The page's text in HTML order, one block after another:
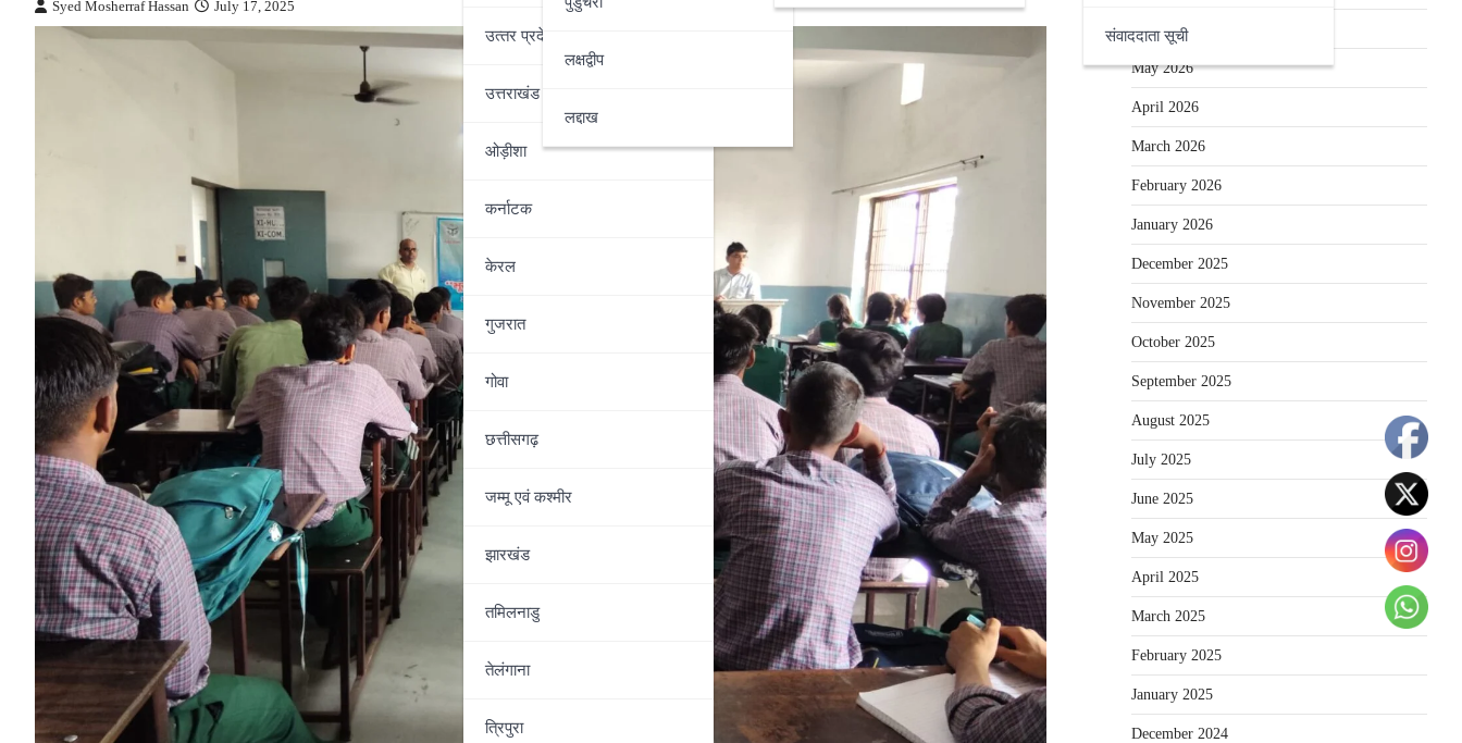
उत्‍तर प्रदेश
उत्तराखंड
ओड़ीशा
कर्नाटक
केरल
गुजरात
गोवा
छत्तीसगढ़
जम्‍मू एवं कश्‍मीर
झारखंड
तमिलनाडु
तेलंगाना
त्रिपुरा
लक्षद्वीप
लद्दाख
संवाददाता सूची
Syed Mosherraf Hassan July 17, 2025
June 2026
May 2026
April 2026
March 2026
February 2026
January 2026
December 2025
November 2025
October 2025
September 2025
August 2025
July 2025
June 2025
May 2025
April 2025
March 2025
February 2025
January 2025
December 2024